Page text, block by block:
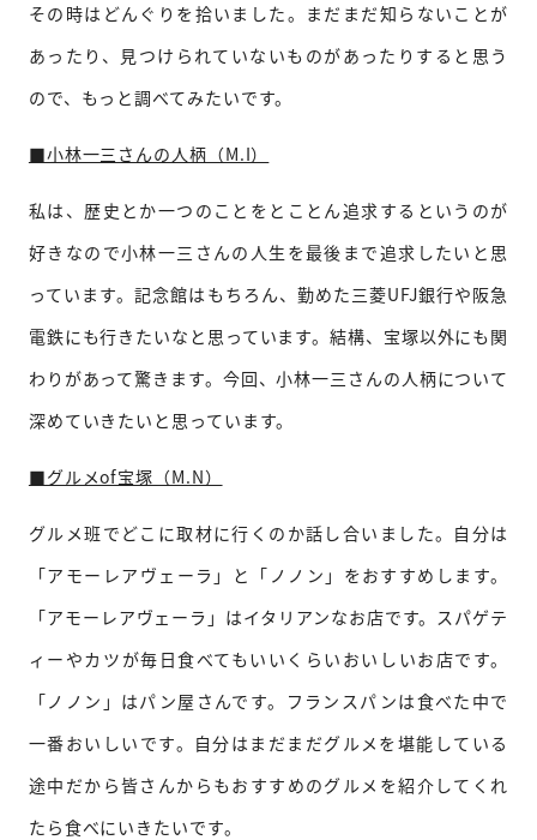
その時はどんぐりを拾いました。 まだまだ知らないことが
あったり、見つけられていないものがあったりすると思う
ので、もっと調べてみたいです。
■小林一三さんの人柄（M.I）
私は、歴史とか一つのことをとことん追求するというのが
好きなので小林一三さんの人生を最後まで追求したいと思
っています。記念館はもちろん、勤めた三菱UFJ銀行や阪急
電鉄にも行きたいなと思っています。結構、宝塚以外にも関
わりがあって驚きます。今回、小林一三さんの人柄について
深めていきたいと思っています。
■グルメof宝塚（M.N）
グルメ班でどこに取材に行くのか話し合いました。 自分は
「アモーレアヴェーラ」と「ノノン」をおすすめします。
「アモーレアヴェーラ」はイタリアンなお店です。スパゲテ
ィーやカツが毎日食べてもいいくらいおいしいお店です。
「ノノン」はパン屋さんです。フランスパンは食べた中で
一番おいしいです。自分はまだまだグルメを堪能している
途中だから皆さんからもおすすめのグルメを紹介してくれ
たら食べにいきたいです。